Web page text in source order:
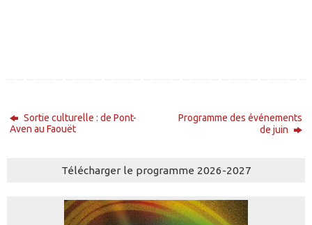
Sortie culturelle : de Pont-
Aven au Faouët
Programme des événements
de juin
Télécharger le programme 2026-2027